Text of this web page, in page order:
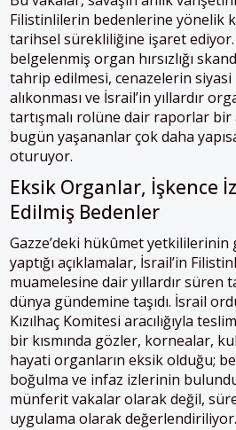
Filistinlilerin bedenlerine yönelik
tarihsel sürekliliğine işaret ediyor.
belgelenmiş organ hırsızlığı
tahrip edilmesi, cenazelerin siyasi
alıkonması ve İsrail’in yıllardır
tartışmalı rolüne dair raporlar bir
bugün yaşananlar çok daha
oturuyor.
Eksik Organlar, İşkence
Edilmiş Bedenler
Gazze’deki hükûmet
yaptığı açıklamalar, İsrail’in
muamelesine dair yıllardır süren
dünya gündemine taşıdı. İsrail
Kızılhaç Komitesi aracılığıyla
bir kısmında gözler, kornealar,
hayati organların eksik olduğu;
boğulma ve infaz izlerinin
münferit vakalar olarak değil,
uygulama olarak değerlendiriliyor.